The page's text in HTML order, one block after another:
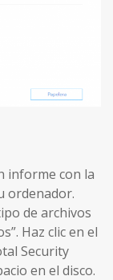
informe con la
ordenador.
de archivos
Haz clic en el
Security
en el disco.